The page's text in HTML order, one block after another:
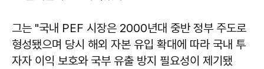
그는 "국내 PEF 시장은 2000년대 중반 정부 주도로
형성됐으며 당시 해외 자본 유입 확대에 따라 국내 투
자자 이익 보호와 국부 유출 방지 필요성이 제기됐